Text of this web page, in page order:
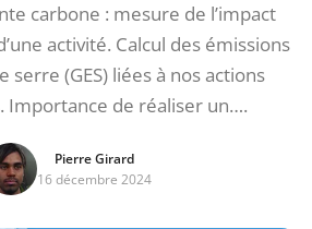
carbone : mesure de l’impact
activité. Calcul des émissions
serre (GES) liées à nos actions
Importance de réaliser un….
Pierre Girard
16 décembre 2024